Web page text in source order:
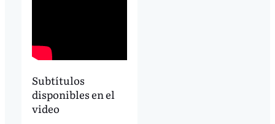
Subtítulos
disponibles en el
video